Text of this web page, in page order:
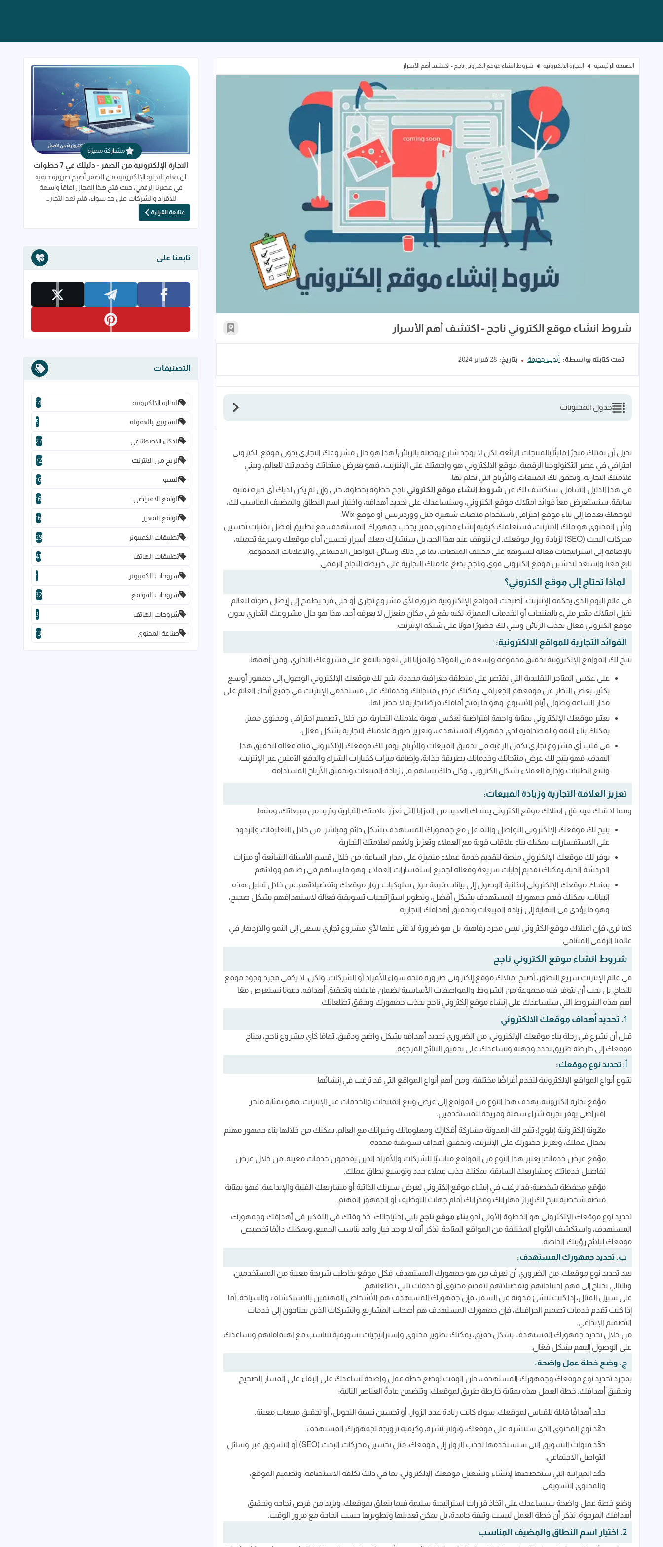
الصفحة الرئيسية التجارة الالكترونية شروط انشاء موقع الكتروني ناجح - اكتشف أهم الأسرار
شروط انشاء موقع الكتروني ناجح - اكتشف أهم الأسرار
شروط انشاء موقع الكتروني ناجح - اكتشف أهم الأسرار أضف إلى العلامات المرجعية
تمت كتابته بواسطة: أيوب جحيمة بتاريخ: 28 فبراير 2024
جدول المحتويات
تعزيز العلامة التجارية وزيادة المبيعات:
شروط انشاء موقع الكتروني ناجح
2. اختيار اسم النطاق والمضيف المناسب
4. المحتوى هو الملك - إنشاء محتوى قيم وجذاب
5. الترويج لموقعك الإلكتروني - جذب الزوار وتحقيق الأهداف
6. صيانة وتحديث موقعك الإلكتروني
الأسئلة الشائعة حول إنشاء موقع إلكتروني:
ما أنواع مواقع الويب المختلفة التي يمكن إنشاؤها؟
كم تبلغ تكلفة إنشاء موقع إلكتروني؟
هل أحتاج إلى معرفة بالبرمجة لإنشاء موقع إلكتروني؟
كيف يمكن جذب الزوار إلى موقعي الإلكتروني؟
هل يمكنني تحديث موقعي الإلكتروني بنفسي؟
تخيل أن تمتلك متجرًا مليئًا بالمنتجات الرائعة، لكن لا يوجد شارع يوصله بالزبائن! هذا هو حال مشروعك التجاري بدون موقع الكتروني
احترافي في عصر التكنولوجيا الرقمية. موقع الالكتروني هو واجهتك على الإنترنت،، فهو يعرض منتجاتك وخدماتك للعالم، ويبني
علامتك التجارية، ويحقق لك المبيعات والأرباح التي تحلم بها.
في هذا الدليل الشامل، سنكشف لك عن شروط انشاء موقع الكتروني ناجح خطوة بخطوة، حتى وإن لم يكن لديك أي خبرة تقنية
سابقة. سنستعرض معاً فوائد امتلاك موقع الكتروني، وسنساعدك على تحديد أهدافه، واختيار اسم النطاق والمضيف المناسب لك،
لنوجهك بعدها إلى بناء موقع احترافي باستخدام منصات شهيرة مثل ووردبريس أو موقع Wix.
ولأن المحتوى هو ملك الانترنت، فسنعلمك كيفية إنشاء محتوى مميز يجذب جمهورك المستهدف، مع تطبيق أفضل تقنيات تحسين
محركات البحث (SEO) لزيادة زوار موقعك. لن نتوقف عند هذا الحد، بل سنشارك معك أسرار تحسين أداء موقعك وسرعة تحميله،
بالإضافة إلى استراتيجيات فعالة لتسويقه على مختلف المنصات، بما في ذلك وسائل التواصل الاجتماعي والاعلانات المدفوعة.
تابع معنا واستعد لتدشين موقع الكتروني قوي وناجح يضع علامتك التجارية على خريطة النجاح الرقمي.
لماذا تحتاج إلى موقع الكتروني؟
في عالم اليوم الذي يحكمه الإنترنت، أصبحت المواقع الإلكترونية ضرورة لأي مشروع تجاري أو حتى فرد يطمح إلى إيصال صوته للعالم.
تخيل امتلاك متجر مليء بالمنتجات أو الخدمات المميزة، لكنه يقع في مكان منعزل لا يعرفه أحد. هذا هو حال مشروعك التجاري بدون
موقع الكتروني فعال يجذب الزبائن ويبني لك حضورًا قويًا على شبكة الإنترنت.
الفوائد التجارية للمواقع الالكترونية:
تتيح لك المواقع الإلكترونية تحقيق مجموعة واسعة من الفوائد والمزايا التي تعود بالنفع على مشروعك التجاري، ومن أهمها:
على عكس المتاجر التقليدية التي تقتصر على منطقة جغرافية محددة، يتيح لك موقعك الإلكتروني الوصول إلى جمهور أوسع
بكثير، بغض النظر عن موقعهم الجغرافي. يمكنك عرض منتجاتك وخدماتك على مستخدمي الإنترنت في جميع أنحاء العالم على
مدار الساعة وطوال أيام الأسبوع، وهو ما يفتح أمامك فرصًا تجارية لا حصر لها.
يعتبر موقعك الإلكتروني بمثابة واجهة افتراضية تعكس هوية علامتك التجارية. من خلال تصميم احترافي ومحتوى مميز،
يمكنك بناء الثقة والمصداقية لدى جمهورك المستهدف، وتعزيز صورة علامتك التجارية بشكل فعال.
في قلب أي مشروع تجاري تكمن الرغبة في تحقيق المبيعات والأرباح. يوفر لك موقعك الإلكتروني قناة فعالة لتحقيق هذا
الهدف، فهو يتيح لك عرض منتجاتك وخدماتك بطريقة جذابة، وإضافة ميزات كخيارات الشراء والدفع الآمنين عبر الإنترنت،
وتتبع الطلبات وإدارة العملاء بشكل الكتروني، وكل ذلك يساهم في زيادة المبيعات وتحقيق الأرباح المستدامة.
تعزيز العلامة التجارية وزيادة المبيعات:
ومما لا شك فيه، فإن امتلاك موقع الكتروني يمنحك العديد من المزايا التي تعزز علامتك التجارية وتزيد من مبيعاتك، ومنها:
يتيح لك موقعك الإلكتروني التواصل والتفاعل مع جمهورك المستهدف بشكل دائم ومباشر. من خلال التعليقات والردود
على الاستفسارات، يمكنك بناء علاقات قوية مع العملاء وتعزيز ولائهم لعلامتك التجارية.
يوفر لك موقعك الإلكتروني منصة لتقديم خدمة عملاء متميزة على مدار الساعة. من خلال قسم الأسئلة الشائعة أو ميزات
الدردشة الحية، يمكنك تقديم إجابات سريعة وفعالة لجميع استفسارات العملاء، وهو ما يساهم في رضاهم وولائهم.
يمنحك موقعك الإلكتروني إمكانية الوصول إلى بيانات قيمة حول سلوكيات زوار موقعك وتفضيلاتهم. من خلال تحليل هذه
البيانات، يمكنك فهم جمهورك المستهدف بشكل أفضل، وتطوير استراتيجيات تسويقية فعالة لاستهدافهم بشكل صحيح،
وهو ما يؤدي في النهاية إلى زيادة المبيعات وتحقيق أهدافك التجارية.
كما ترى، فإن امتلاك موقع الكتروني ليس مجرد رفاهية، بل هو ضرورة لا غنى عنها لأي مشروع تجاري يسعى إلى النمو والازدهار في
عالمنا الرقمي المتنامي.
شروط انشاء موقع الكتروني ناجح
في عالم الإنترنت سريع التطور، أصبح امتلاك موقع إلكتروني ضرورة ملحة سواء للأفراد أو الشركات. ولكن، لا يكفي مجرد وجود موقع
للنجاح، بل يجب أن يتوفر فيه مجموعة من الشروط والمواصفات الأساسية لضمان فاعليته وتحقيق أهدافه. دعونا نستعرض معًا
أهم هذه الشروط التي ستساعدك على إنشاء موقع إلكتروني ناجح يجذب جمهورك ويحقق تطلعاتك.
1. تحديد أهداف موقعك الالكتروني
قبل أن تشرع في رحلة بناء موقعك الإلكتروني، من الضروري تحديد أهدافه بشكل واضح ودقيق. تمامًا كأي مشروع ناجح، يحتاج
موقعك إلى خارطة طريق تحدد وجهته وتساعدك على تحقيق النتائج المرجوة.
أ. تحديد نوع موقعك:
تتنوع أنواع المواقع الإلكترونية لتخدم أغراضًا مختلفة، ومن أهم أنواع المواقع التي قد ترغب في إنشائها:
موقع تجارة الكترونية: يهدف هذا النوع من المواقع إلى عرض وبيع المنتجات والخدمات عبر الإنترنت. فهو بمثابة متجر
افتراضي يوفر تجربة شراء سهلة ومريحة للمستخدمين.
مدونة إلكترونية (بلوج): تتيح لك المدونة مشاركة أفكارك ومعلوماتك وخبراتك مع العالم. يمكنك من خلالها بناء جمهور مهتم
بمجال عملك، وتعزيز حضورك على الإنترنت، وتحقيق أهداف تسويقية محددة.
موقع عرض خدمات: يعتبر هذا النوع من المواقع مناسبًا للشركات والأفراد الذين يقدمون خدمات معينة. من خلال عرض
تفاصيل خدماتك ومشاريعك السابقة، يمكنك جذب عملاء جدد وتوسيع نطاق عملك.
موقع محفظة شخصية: قد ترغب في إنشاء موقع إلكتروني لعرض سيرتك الذاتية أو مشاريعك الفنية والإبداعية. فهو بمثابة
منصة شخصية تتيح لك إبراز مهاراتك وقدراتك أمام جهات التوظيف أو الجمهور المهتم.
تحديد نوع موقعك الإلكتروني هو الخطوة الأولى نحو بناء موقع ناجح يلبي احتياجاتك. خذ وقتك في التفكير في أهدافك وجمهورك
المستهدف، واستكشف الأنواع المختلفة من المواقع المتاحة. تذكر أنه لا يوجد خيار واحد يناسب الجميع، ويمكنك دائمًا تخصيص
موقعك ليلائم رؤيتك الخاصة.
ب. تحديد جمهورك المستهدف:
بعد تحديد نوع موقعك، من الضروري أن تعرف من هو جمهورك المستهدف. فكل موقع يخاطب شريحة معينة من المستخدمين،
وبالتالي تحتاج إلى فهم احتياجاتهم وتفضيلاتهم لتقديم محتوى أو خدمات تلبي تطلعاتهم.
على سبيل المثال، إذا كنت تنشئ مدونة عن السفر، فإن جمهورك المستهدف هم الأشخاص المهتمين بالاستكشاف والسياحة. أما
إذا كنت تقدم خدمات تصميم الجرافيك، فإن جمهورك المستهدف هم أصحاب المشاريع والشركات الذين يحتاجون إلى خدمات
التصميم الإبداعي.
من خلال تحديد جمهورك المستهدف بشكل دقيق، يمكنك تطوير محتوى واستراتيجيات تسويقية تتناسب مع اهتماماتهم وتساعدك
على الوصول إليهم بشكل فعّال.
ج. وضع خطة عمل واضحة:
بمجرد تحديد نوع موقعك وجمهورك المستهدف، حان الوقت لوضع خطة عمل واضحة تساعدك على البقاء على المسار الصحيح
وتحقيق أهدافك. خطة العمل هذه بمثابة خارطة طريق لموقعك، وتتضمن عادةً العناصر التالية:
حدد أهدافًا قابلة للقياس لموقعك، سواء كانت زيادة عدد الزوار، أو تحسين نسبة التحويل، أو تحقيق مبيعات معينة.
حدد نوع المحتوى الذي ستنشره على موقعك، وتواتر نشره، وكيفية ترويجه لجمهورك المستهدف.
حدد قنوات التسويق التي ستستخدمها لجذب الزوار إلى موقعك، مثل تحسين محركات البحث (SEO) أو التسويق عبر وسائل
التواصل الاجتماعي.
حدد الميزانية التي ستخصصها لإنشاء وتشغيل موقعك الإلكتروني، بما في ذلك تكلفة الاستضافة، وتصميم الموقع،
والمحتوى التسويقي.
وضع خطة عمل واضحة سيساعدك على اتخاذ قرارات استراتيجية سليمة فيما يتعلق بموقعك، ويزيد من فرص نجاحه وتحقيق
أهدافك المرجوة. تذكر أن خطة العمل ليست وثيقة جامدة، بل يمكن تعديلها وتطويرها حسب الحاجة مع مرور الوقت.
2. اختيار اسم النطاق والمضيف المناسب
قراءة المزيد عن التجارة الإلكترونية من
مشاركة مميزة
التجارة الإلكترونية من الصفر - دليلك في 7 خطوات
إن تعلم التجارة الإلكترونية من الصفر أصبح ضرورة حتمية
في عصرنا الرقمي، حيث فتح هذا المجال آفاقاً واسعة
للأفراد والشركات على حد سواء، فلم تعد التجار…
متابعة القراءة
تابعنا على
تابعنا على facebook تابعنا على telegram تابعنا على x
تابعنا على pinterest
التصنيفات
التجارة الالكترونية 14
التسويق بالعمولة 5
الذكاء الاصطناعي 27
الربح من الانترنت 72
السيو 16
الواقع الافتراضي 16
الواقع المعزز 16
تطبيقات الكمبيوتر 29
تطبيقات الهاتف 41
شروحات الكمبيوتر 1
شروحات المواقع 32
شروحات الهاتف 3
صناعة المحتوى 13